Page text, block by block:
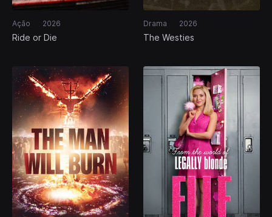
Ação 2026
Ride or Die
Drama 2026
The Westies